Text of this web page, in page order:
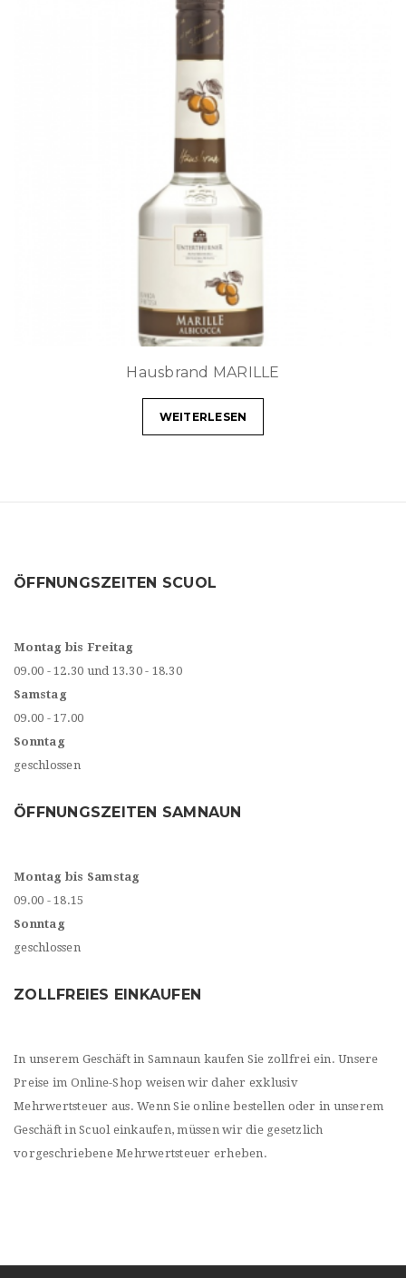
Hausbrand MARILLE
WEITERLESEN
ÖFFNUNGSZEITEN SCUOL
Montag bis Freitag
09.00 - 12.30 und 13.30 - 18.30
Samstag
09.00 - 17.00
Sonntag
geschlossen
ÖFFNUNGSZEITEN SAMNAUN
Montag bis Samstag
09.00 - 18.15
Sonntag
geschlossen
ZOLLFREIES EINKAUFEN
In unserem Geschäft in Samnaun kaufen Sie zollfrei ein. Unsere
Preise im Online-Shop weisen wir daher exklusiv
Mehrwertsteuer aus. Wenn Sie online bestellen oder in unserem
Geschäft in Scuol einkaufen, müssen wir die gesetzlich
vorgeschriebene Mehrwertsteuer erheben.